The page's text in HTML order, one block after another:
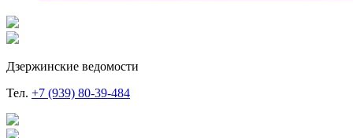
Дзержинские ведомости
Тел. +7 (939) 80-39-484